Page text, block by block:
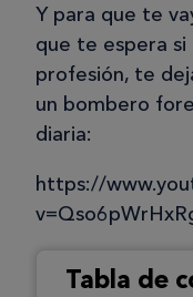
Y para que te
que te espera
profesión, te
un bombero
diaria:
https://
Tabla de